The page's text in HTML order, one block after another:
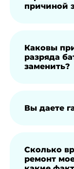
причиной
Смартфон
попасть
мешает
причины
Каковы
разряда
заменить?
Батарея
играете в
рабочий
Вы даете
Гарантию
клиент
Сколько
ремонт